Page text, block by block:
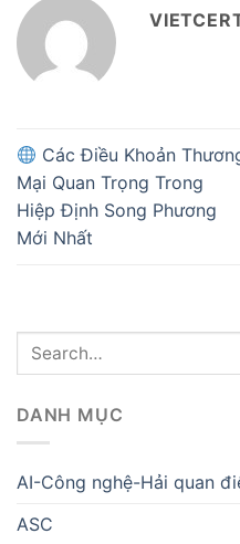
Các Điều Khoản
Mại Quan Trọng Trong
Hiệp Định Song Phương
Mới Nhất
DANH MỤC
AI-Công nghệ-Hải quan
ASC